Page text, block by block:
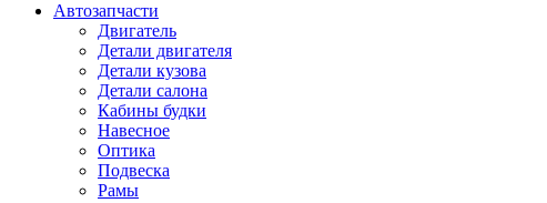
Автозапчасти
Двигатель
Детали двигателя
Детали кузова
Детали салона
Кабины будки
Навесное
Оптика
Подвеска
Рамы